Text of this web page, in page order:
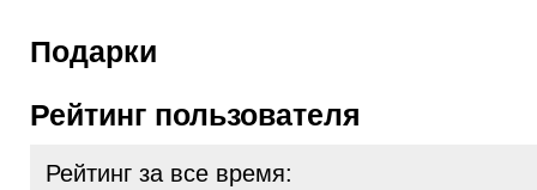
Подарки
Рейтинг пользователя
Рейтинг за все время: